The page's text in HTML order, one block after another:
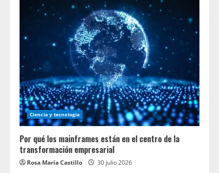
Ciencia y tecnologia
Por qué los mainframes están en el centro de la
transformación empresarial
Rosa María Castillo 30 julio 2026